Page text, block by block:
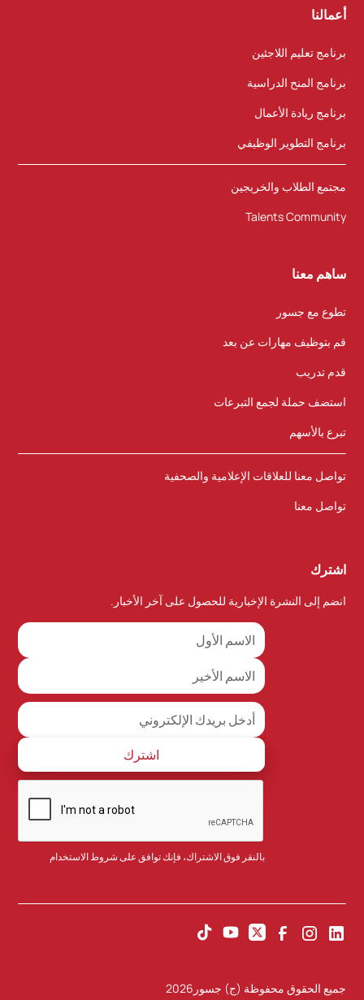
أعمالنا
برنامج تعليم اللاجئين
برنامج المنح الدراسية
برنامج ريادة الأعمال
برنامج التطوير الوظيفي
مجتمع الطلاب والخريجين
Talents Community
ساهم معنا
تطوع مع جسور
قم بتوظيف مهارات عن بعد
قدم تدريب
استضف حملة لجمع التبرعات
تبرع بالأسهم
تواصل معنا للعلاقات الإعلامية والصحفية
تواصل معنا
اشترك
انضم إلى النشرة الإخبارية للحصول على آخر الأخبار.
بالنقر فوق الاشتراك، فإنك توافق علىشروط الاستخدام
جميع الحقوق محفوظة (ج) جسور 2026